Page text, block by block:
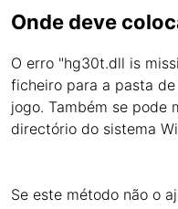
Onde deve
O erro "hg30t.dll is
ficheiro para a pasta
jogo. Também se pode
directório do sistema
Se este método não o